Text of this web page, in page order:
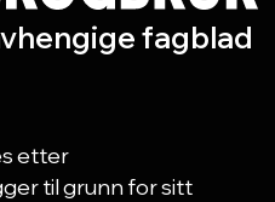
fagblad
etter
til grunn for sitt